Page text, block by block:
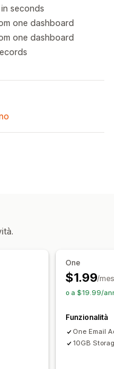
seconds
one dashboard
one dashboard
One
$1.99/
o a $19.99/
Funzionalità
One Email
10GB